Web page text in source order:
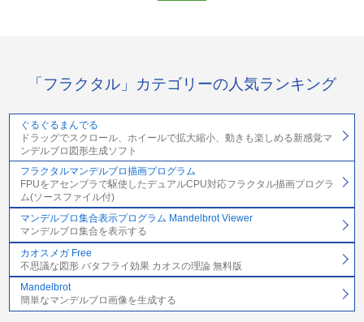
「フラクタル」カテゴリーの人気ランキング
ぐるぐるまんでる
ドラッグでスクロール、ホイールで拡大縮小、動きも楽しめる新感覚マ
ンデルブロ図形生成ソフト
フラクタルマンデルブロ描画プログラム
FPUをアセンブラで駆使したデュアルCPU対応フラクタル描画プログラ
ム(ソースファイル付)
マンデルブロ集合表示プログラム Mandelbrot Viewer
マンデルブロ集合を表示する
カオスメガ Free
不思議な図形 バタフライ効果 カオスの理論 無料版
Mandelbrot
簡単なマンデルブロ画像を生成する